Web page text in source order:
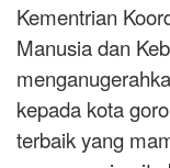
Kementrian
Manusia dan
kepada kota
terbaik yang